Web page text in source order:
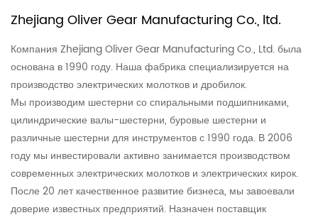
использования, подходит для работы на открытом
воздухе и мобильного использования, повышает
эффективность и удобство работы.
Применимые сценарии:
1. Снос зданий: подходит для удаления строительных
материалов, таких как бетон, кирпич и т. д., что
повышает эффективность и безопасность сноса.
2. Резка камня: подходит для резки и резьбы по
камню, обеспечивает высокую выходную мощность и
Zhejiang Oliver Gear Manufacturing Co., ltd.
Компания Zhejiang Oliver Gear Manufacturing Co., Ltd. была
основана в 1990 году. Наша фабрика специализируется на
производство электрических молотков и дробилок.
Мы производим шестерни со спиральными подшипниками,
цилиндрические валы-шестерни, буровые шестерни и
различные шестерни для инструментов с 1990 года. В 2006
году мы инвестировали активно занимается производством
современных электрических молотков и электрических кирок.
После 20 лет качественное развитие бизнеса, мы завоевали
доверие известных предприятий. Назначен поставщик